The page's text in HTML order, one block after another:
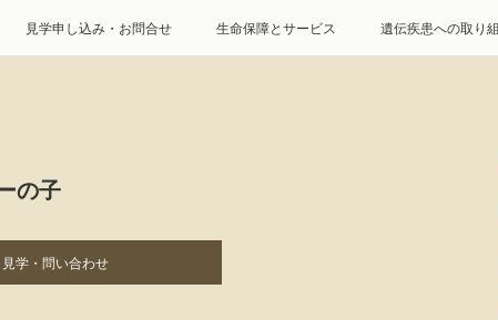
見学申し込み・お問合せ 生命保障とサービス 遺伝疾患への取り
の子
見学・問い合わせ